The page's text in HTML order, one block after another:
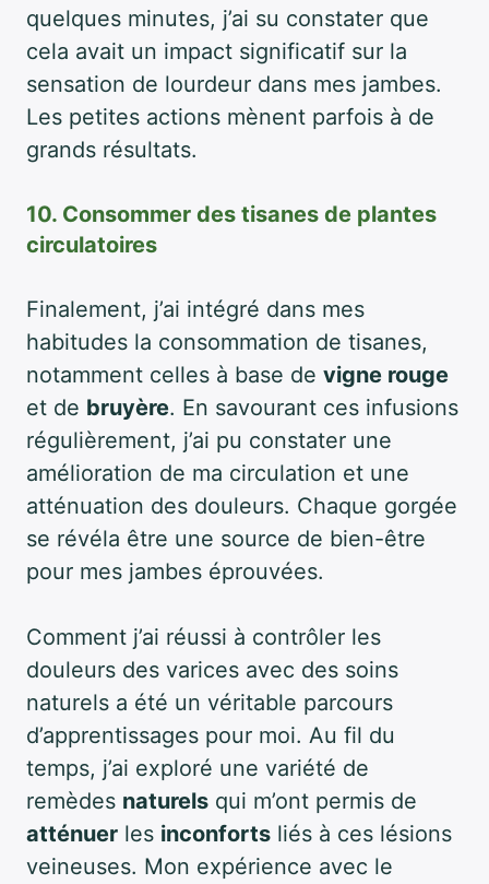
quelques minutes, j’ai su constater que
cela avait un impact significatif sur la
sensation de lourdeur dans mes jambes.
Les petites actions mènent parfois à de
grands résultats.
10. Consommer des tisanes de plantes
circulatoires
Finalement, j’ai intégré dans mes
habitudes la consommation de tisanes,
notamment celles à base de vigne rouge
et de bruyère. En savourant ces infusions
régulièrement, j’ai pu constater une
amélioration de ma circulation et une
atténuation des douleurs. Chaque gorgée
se révéla être une source de bien-être
pour mes jambes éprouvées.
Comment j’ai réussi à contrôler les
douleurs des varices avec des soins
naturels a été un véritable parcours
d’apprentissages pour moi. Au fil du
temps, j’ai exploré une variété de
remèdes naturels qui m’ont permis de
atténuer les inconforts liés à ces lésions
veineuses. Mon expérience avec le